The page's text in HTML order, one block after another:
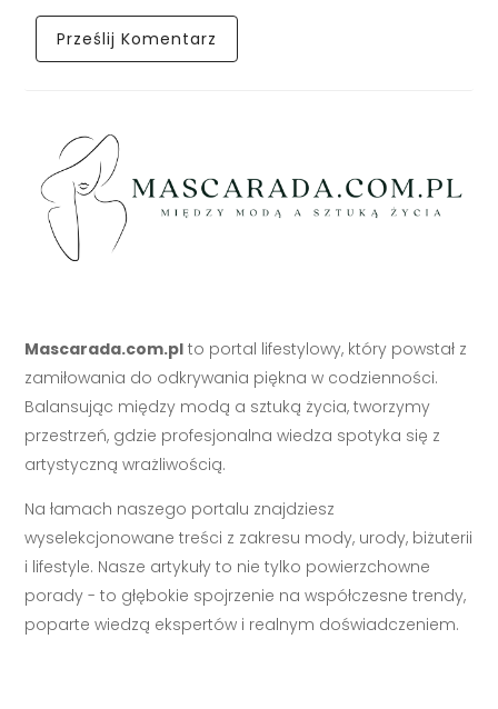
Mascarada.com.pl to portal lifestylowy, który powstał z
zamiłowania do odkrywania piękna w codzienności.
Balansując między modą a sztuką życia, tworzymy
przestrzeń, gdzie profesjonalna wiedza spotyka się z
artystyczną wrażliwością.
Na łamach naszego portalu znajdziesz
wyselekcjonowane treści z zakresu mody, urody, biżuterii
i lifestyle. Nasze artykuły to nie tylko powierzchowne
porady - to głębokie spojrzenie na współczesne trendy,
poparte wiedzą ekspertów i realnym doświadczeniem.